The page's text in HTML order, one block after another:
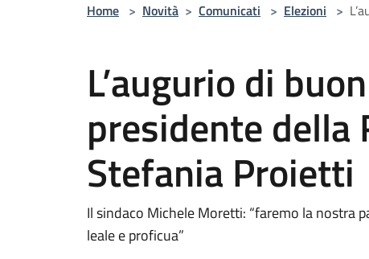
Home > Novità > Comunicati > Elezioni >
L’augurio di
presidente della
Stefania Proietti
Il sindaco Michele Moretti: “faremo la nostra
leale e proficua”